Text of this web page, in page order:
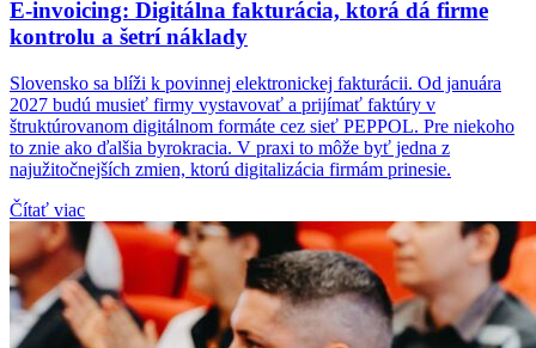
E-invoicing: Digitálna fakturácia, ktorá dá firme
kontrolu a šetrí náklady
Slovensko sa blíži k povinnej elektronickej fakturácii. Od januára
2027 budú musieť firmy vystavovať a prijímať faktúry v
štruktúrovanom digitálnom formáte cez sieť PEPPOL. Pre niekoho
to znie ako ďalšia byrokracia. V praxi to môže byť jedna z
najužitočnejších zmien, ktorú digitalizácia firmám prinesie.
Čítať viac